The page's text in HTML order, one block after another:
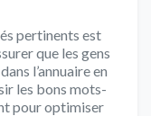
pertinents est
que les gens
l’annuaire en
les bons mots-
pour optimiser